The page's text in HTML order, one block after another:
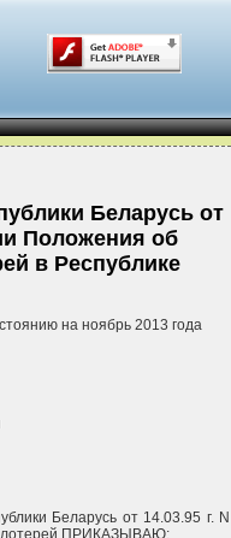
Беларусь от
Положения об
в Республике
на ноябрь 2013 года
Беларусь от 14.03.95 г. N
лотерей ПРИКАЗЫВАЮ: